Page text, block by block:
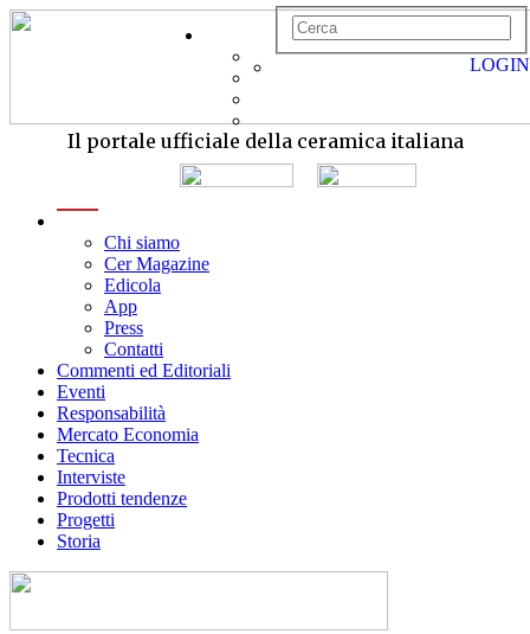
Il portale ufficiale della ceramica italiana
Chi siamo
Cer Magazine
Edicola
App
Press
Contatti
Commenti ed Editoriali
Eventi
Responsabilità
Mercato Economia
Tecnica
Interviste
Prodotti tendenze
Progetti
Storia
LOGIN